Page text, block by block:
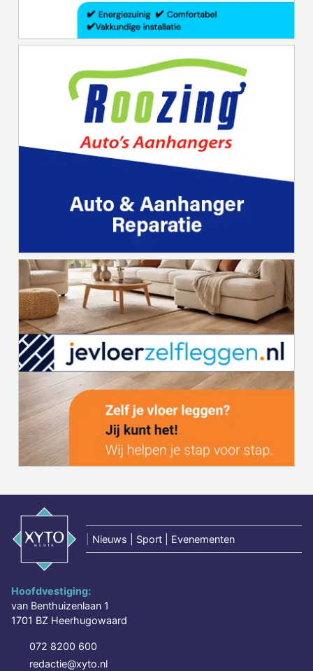
Nieuws | Sport | Evenementen
Hoofdvestiging:
van Benthuizenlaan 1
1701 BZ Heerhugowaard
072 8200 600
redactie@xyto.nl